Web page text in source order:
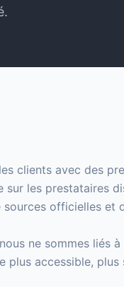
clients avec des
sur les prestataires
officielles et
ne sommes liés
plus accessible,